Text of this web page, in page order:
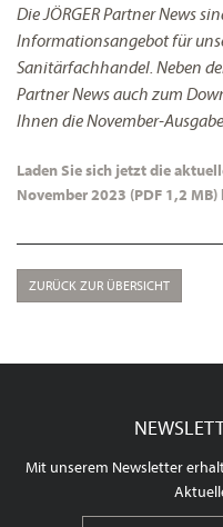
Die JÖRGER Partner News
Informationsangebot für
Sanitärfachhandel. Neben
Partner News auch zum
Ihnen die November-
Laden Sie sich jetzt die
November 2023 (PDF 1,2 MB)
ZURÜCK ZUR ÜBERSICHT
Mit unserem Newsletter